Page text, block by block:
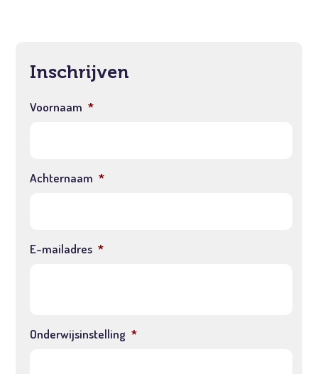
Inschrijven
Voornaam *
Achternaam *
E-mailadres *
Onderwijsinstelling *